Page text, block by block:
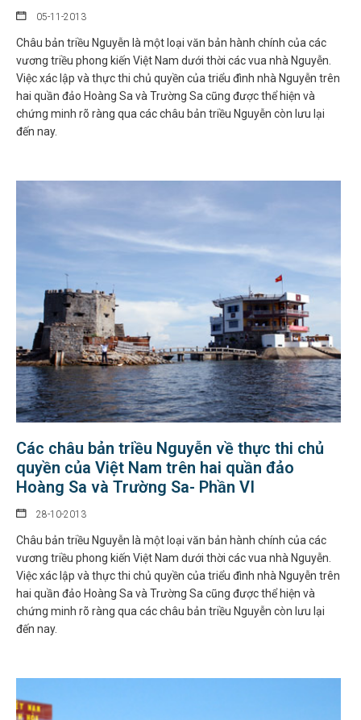
05-11-2013
Châu bản triều Nguyễn là một loại văn bản hành chính của các
vương triều phong kiến Việt Nam dưới thời các vua nhà Nguyễn.
Việc xác lập và thực thi chủ quyền của triểu đình nhà Nguyễn trên
hai quần đảo Hoàng Sa và Trường Sa cũng được thể hiện và
chứng minh rõ ràng qua các châu bản triều Nguyễn còn lưu lại
đến nay.
Các châu bản triều Nguyễn về thực thi chủ
quyền của Việt Nam trên hai quần đảo
Hoàng Sa và Trường Sa- Phần VI
28-10-2013
Châu bản triều Nguyễn là một loại văn bản hành chính của các
vương triều phong kiến Việt Nam dưới thời các vua nhà Nguyễn.
Việc xác lập và thực thi chủ quyền của triểu đình nhà Nguyễn trên
hai quần đảo Hoàng Sa và Trường Sa cũng được thể hiện và
chứng minh rõ ràng qua các châu bản triều Nguyễn còn lưu lại
đến nay.